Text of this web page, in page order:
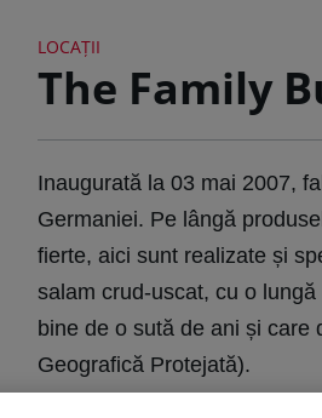
LOCAȚII
The Family
Inaugurată la 03 mai 2007,
Germaniei. Pe lângă
fierte, aici sunt realizate și
salam crud-uscat, cu o
bine de o sută de ani și care
Geografică Protejată).